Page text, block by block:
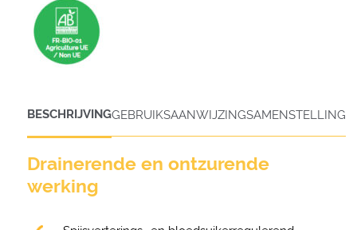
BESCHRIJVINGGEBRUIKSAANWIJZINGSAMENSTELLING
Drainerende en ontzurende
werking